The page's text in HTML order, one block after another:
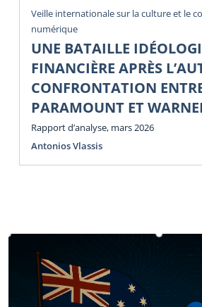
Veille internationale sur la culture et le
numérique
UNE BATAILLE
FINANCIÈRE APRÈS
CONFRONTATION
PARAMOUNT ET
Rapport d’analyse, mars 2026
Antonios Vlassis